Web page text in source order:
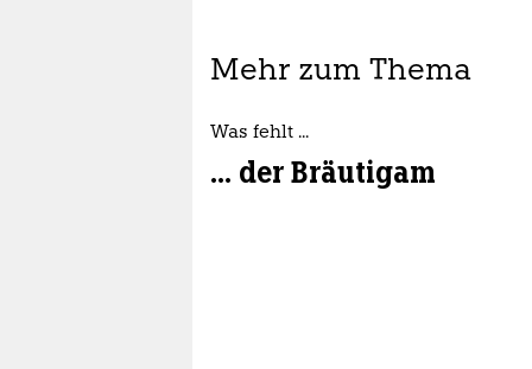
Mehr zum Thema
Was fehlt ...
... der Bräutigam